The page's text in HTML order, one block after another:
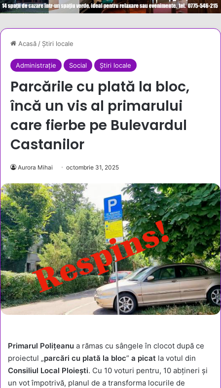
Acasă/ Știri locale
Administrație Social Știri locale
Parcările cu plată la bloc,
încă un vis al primarului
care fierbe pe Bulevardul
Castanilor
Aurora Mihai octombrie 31, 2025
Primarul Polițeanu a rămas cu sângele în clocot după ce
proiectul „parcări cu plată la bloc” a picat la votul din
Consiliul Local Ploiești. Cu 10 voturi pentru, 10 abțineri și
un vot împotrivă, planul de a transforma locurile de